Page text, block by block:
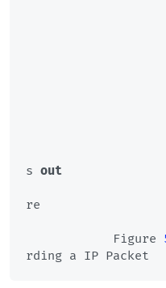
s out
re
            Figure